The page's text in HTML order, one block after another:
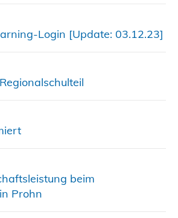
Login [Update: 03.12.23]
beim
Prohn